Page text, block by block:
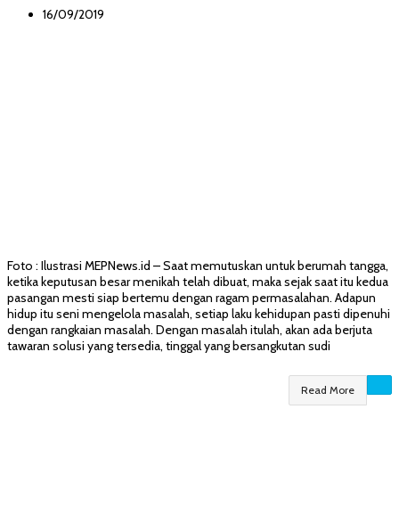
16/09/2019
Foto : Ilustrasi MEPNews.id – Saat memutuskan untuk berumah tangga,
ketika keputusan besar menikah telah dibuat, maka sejak saat itu kedua
pasangan mesti siap bertemu dengan ragam permasalahan. Adapun
hidup itu seni mengelola masalah, setiap laku kehidupan pasti dipenuhi
dengan rangkaian masalah. Dengan masalah itulah, akan ada berjuta
tawaran solusi yang tersedia, tinggal yang bersangkutan sudi
Read More